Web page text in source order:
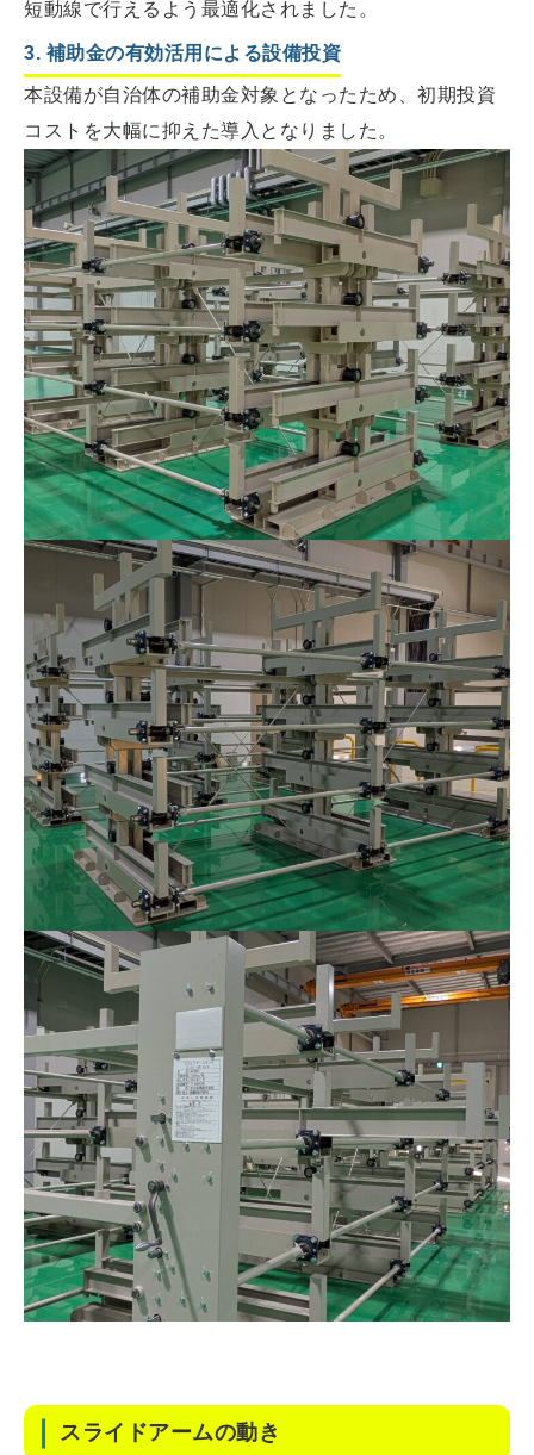
短動線で行えるよう最適化されました。
3. 補助金の有効活用による設備投資
本設備が自治体の補助金対象となったため、初期投資
コストを大幅に抑えた導入となりました。
スライドアームの動き